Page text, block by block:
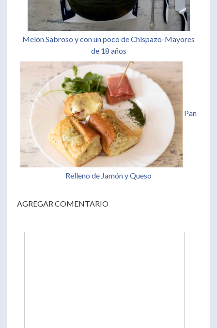
Melón Sabroso y con un poco de Chispazo-Mayores
de 18 años
Pan
Relleno de Jamón y Queso
AGREGAR COMENTARIO